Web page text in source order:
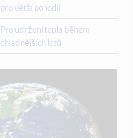
pro větší pohodlí
Pro udržení tepla během
chladnějších letů